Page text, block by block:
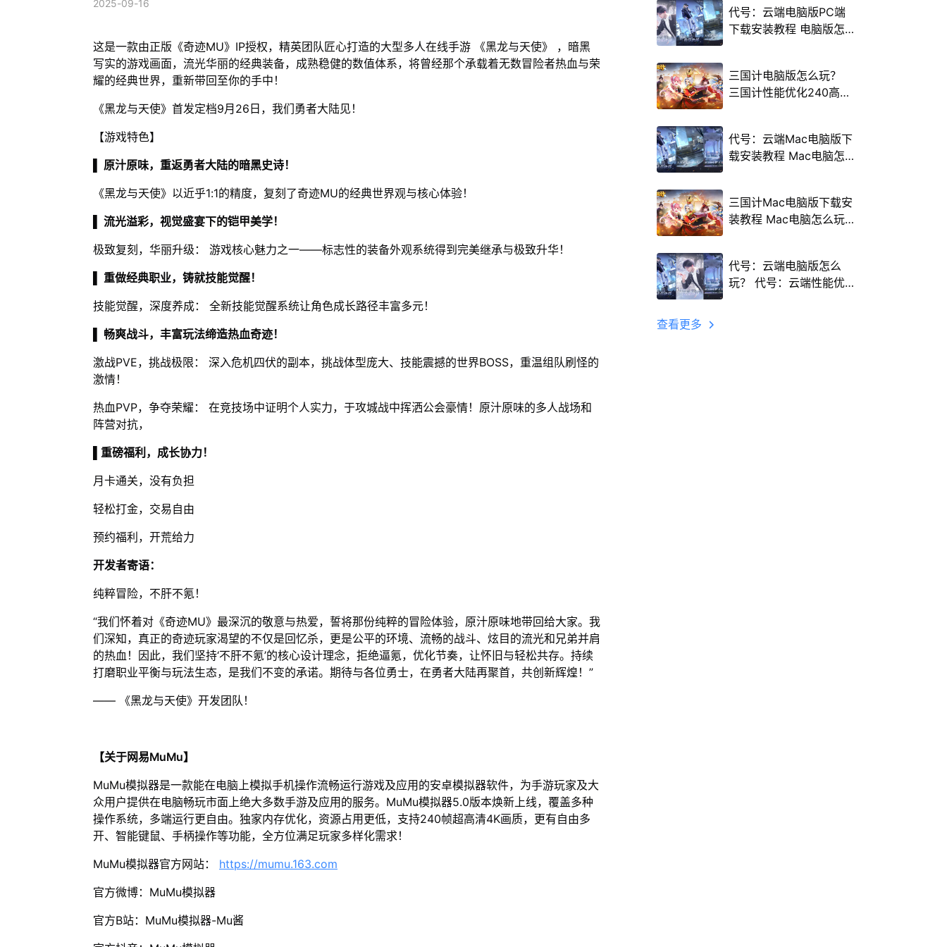
2025-09-16
这是一款由正版《奇迹MU》IP授权，精英团队匠心打造的大型多人在线手游 《黑龙与天使》 ，暗黑
写实的游戏画面，流光华丽的经典装备，成熟稳健的数值体系，将曾经那个承载着无数冒险者热血与荣
耀的经典世界，重新带回至你的手中！
《黑龙与天使》首发定档9月26日，我们勇者大陆见！
【游戏特色】
▌ 原汁原味，重返勇者大陆的暗黑史诗！
《黑龙与天使》以近乎1:1的精度，复刻了奇迹MU的经典世界观与核心体验！
▌ 流光溢彩，视觉盛宴下的铠甲美学！
极致复刻，华丽升级： 游戏核心魅力之一——标志性的装备外观系统得到完美继承与极致升华！
▌ 重做经典职业，铸就技能觉醒！
技能觉醒，深度养成： 全新技能觉醒系统让角色成长路径丰富多元！
▌ 畅爽战斗，丰富玩法缔造热血奇迹！
激战PVE，挑战极限： 深入危机四伏的副本，挑战体型庞大、技能震撼的世界BOSS，重温组队刷怪的
激情！
热血PVP，争夺荣耀： 在竞技场中证明个人实力，于攻城战中挥洒公会豪情！原汁原味的多人战场和
阵营对抗，
▌重磅福利，成长协力！
月卡通关，没有负担
轻松打金，交易自由
预约福利，开荒给力
开发者寄语：
纯粹冒险，不肝不氪！
“我们怀着对《奇迹MU》最深沉的敬意与热爱，誓将那份纯粹的冒险体验，原汁原味地带回给大家。我
们深知，真正的奇迹玩家渴望的不仅是回忆杀，更是公平的环境、流畅的战斗、炫目的流光和兄弟并肩
的热血！因此，我们坚持‘不肝不氪’的核心设计理念，拒绝逼氪，优化节奏，让怀旧与轻松共存。持续
打磨职业平衡与玩法生态，是我们不变的承诺。期待与各位勇士，在勇者大陆再聚首，共创新辉煌！”
—— 《黑龙与天使》开发团队！
【关于网易MuMu】
MuMu模拟器是一款能在电脑上模拟手机操作流畅运行游戏及应用的安卓模拟器软件，为手游玩家及大
众用户提供在电脑畅玩市面上绝大多数手游及应用的服务。MuMu模拟器5.0版本焕新上线，覆盖多种
操作系统，多端运行更自由。独家内存优化，资源占用更低，支持240帧超高清4K画质，更有自由多
开、智能键鼠、手柄操作等功能，全方位满足玩家多样化需求！
MuMu模拟器官方网站： https://mumu.163.com
官方微博：MuMu模拟器
官方B站：MuMu模拟器-Mu酱
代号：云端电脑版PC端
下载安装教程 电脑版怎
三国计电脑版怎么玩？
三国计性能优化240高帧
代号：云端Mac电脑版下
载安装教程 Mac电脑怎
三国计Mac电脑版下载安
装教程 Mac电脑怎么玩
代号：云端电脑版怎么
玩？ 代号：云端性能优
查看更多